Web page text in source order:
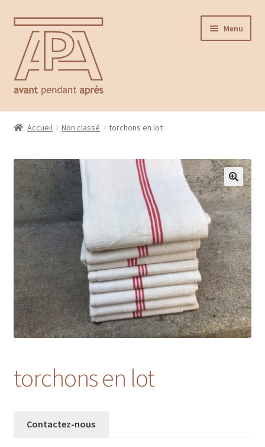
Aller
navigation
Aller
contenu
Menu
Accueil
menu
enfant
Contact
Accueil Non classé torchons en lot
torchons en lot
Contactez-nous